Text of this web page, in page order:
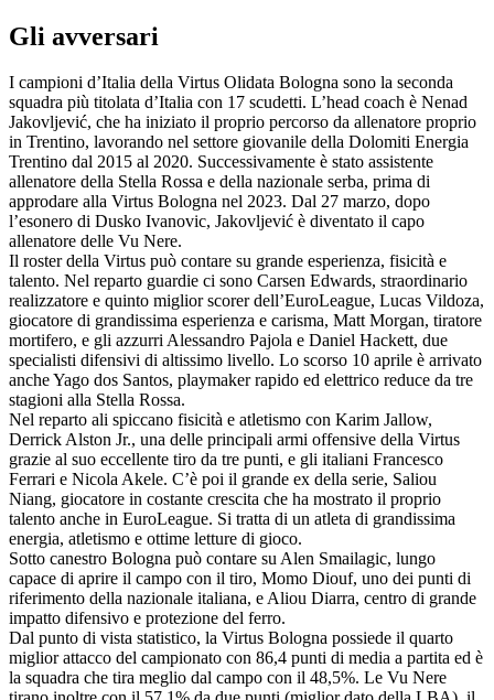
Gli avversari
I campioni d’Italia della Virtus Olidata Bologna sono la seconda
squadra più titolata d’Italia con 17 scudetti. L’head coach è Nenad
Jakovljević, che ha iniziato il proprio percorso da allenatore proprio
in Trentino, lavorando nel settore giovanile della Dolomiti Energia
Trentino dal 2015 al 2020. Successivamente è stato assistente
allenatore della Stella Rossa e della nazionale serba, prima di
approdare alla Virtus Bologna nel 2023. Dal 27 marzo, dopo
l’esonero di Dusko Ivanovic, Jakovljević è diventato il capo
allenatore delle Vu Nere.
Il roster della Virtus può contare su grande esperienza, fisicità e
talento. Nel reparto guardie ci sono Carsen Edwards, straordinario
realizzatore e quinto miglior scorer dell’EuroLeague, Lucas Vildoza,
giocatore di grandissima esperienza e carisma, Matt Morgan, tiratore
mortifero, e gli azzurri Alessandro Pajola e Daniel Hackett, due
specialisti difensivi di altissimo livello. Lo scorso 10 aprile è arrivato
anche Yago dos Santos, playmaker rapido ed elettrico reduce da tre
stagioni alla Stella Rossa.
Nel reparto ali spiccano fisicità e atletismo con Karim Jallow,
Derrick Alston Jr., una delle principali armi offensive della Virtus
grazie al suo eccellente tiro da tre punti, e gli italiani Francesco
Ferrari e Nicola Akele. C’è poi il grande ex della serie, Saliou
Niang, giocatore in costante crescita che ha mostrato il proprio
talento anche in EuroLeague. Si tratta di un atleta di grandissima
energia, atletismo e ottime letture di gioco.
Sotto canestro Bologna può contare su Alen Smailagic, lungo
capace di aprire il campo con il tiro, Momo Diouf, uno dei punti di
riferimento della nazionale italiana, e Aliou Diarra, centro di grande
impatto difensivo e protezione del ferro.
Dal punto di vista statistico, la Virtus Bologna possiede il quarto
miglior attacco del campionato con 86,4 punti di media a partita ed è
la squadra che tira meglio dal campo con il 48,5%. Le Vu Nere